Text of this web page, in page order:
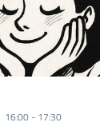
16:00 - 17:30